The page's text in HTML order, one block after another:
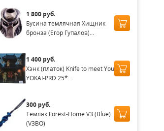
1 800 руб.
Бусина темлячная Хищник
бронза (Егор Гупалов)...
1 400 руб.
Хэнк (платок) Knife to meet You
YOKAI-PRD 25*...
300 руб.
Темляк Forest-Home V3 (Blue)
(V3BO)